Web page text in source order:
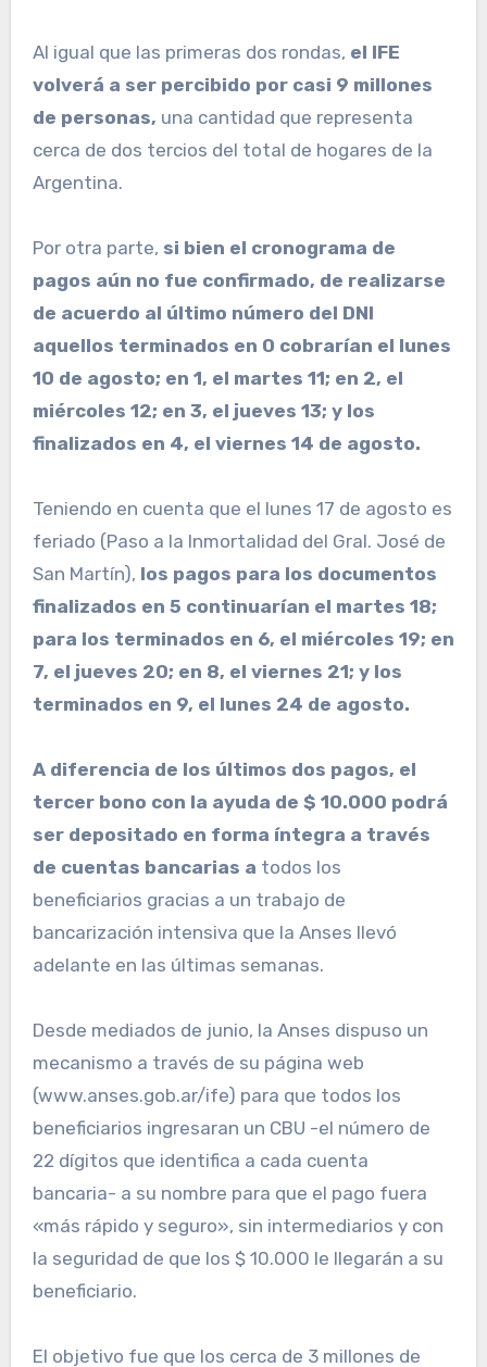
Al igual que las primeras dos rondas, el IFE
volverá a ser percibido por casi 9 millones
de personas, una cantidad que representa
cerca de dos tercios del total de hogares de la
Argentina.
Por otra parte, si bien el cronograma de
pagos aún no fue confirmado, de realizarse
de acuerdo al último número del DNI
aquellos terminados en 0 cobrarían el lunes
10 de agosto; en 1, el martes 11; en 2, el
miércoles 12; en 3, el jueves 13; y los
finalizados en 4, el viernes 14 de agosto.
Teniendo en cuenta que el lunes 17 de agosto es
feriado (Paso a la Inmortalidad del Gral. José de
San Martín), los pagos para los documentos
finalizados en 5 continuarían el martes 18;
para los terminados en 6, el miércoles 19; en
7, el jueves 20; en 8, el viernes 21; y los
terminados en 9, el lunes 24 de agosto.
A diferencia de los últimos dos pagos, el
tercer bono con la ayuda de $ 10.000 podrá
ser depositado en forma íntegra a través
de cuentas bancarias a todos los
beneficiarios gracias a un trabajo de
bancarización intensiva que la Anses llevó
adelante en las últimas semanas.
Desde mediados de junio, la Anses dispuso un
mecanismo a través de su página web
(www.anses.gob.ar/ife) para que todos los
beneficiarios ingresaran un CBU -el número de
22 dígitos que identifica a cada cuenta
bancaria- a su nombre para que el pago fuera
«más rápido y seguro», sin intermediarios y con
la seguridad de que los $ 10.000 le llegarán a su
beneficiario.
El objetivo fue que los cerca de 3 millones de